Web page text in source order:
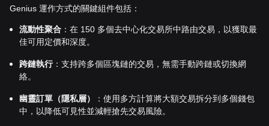
Genius 運作方式的關鍵組件包括：
流動性聚合 ：在 150 多個去中心化交易所中路由交易，以獲取最
佳可用定價和深度。
跨鏈執行：支持跨多個區塊鏈的交易，無需手動跨鏈或切換網
絡。
幽靈訂單（隱私層）
：使用多方計算將大額交易拆分到多個錢包
中，以降低可見性並減輕搶先交易風險。